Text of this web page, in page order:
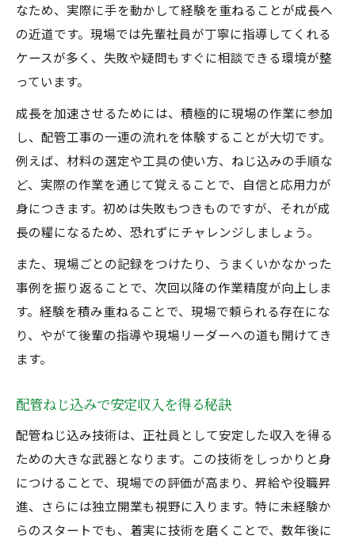
なため、実際に手を動かして経験を重ねることが成長へ
の近道です。現場では先輩社員が丁寧に指導してくれる
ケースが多く、失敗や疑問もすぐに相談できる環境が整
っています。
成長を加速させるためには、積極的に現場の作業に参加
し、配管工事の一連の流れを体験することが大切です。
例えば、材料の選定や工具の使い方、ねじ込みの手順な
ど、実際の作業を通じて覚えることで、自信と応用力が
身につきます。初めは失敗もつきものですが、それが成
長の糧になるため、恐れずにチャレンジしましょう。
また、現場ごとの記録をつけたり、うまくいかなかった
事例を振り返ることで、次回以降の作業精度が向上しま
す。経験を積み重ねることで、現場で頼られる存在にな
り、やがて後輩の指導や現場リーダーへの道も開けてき
ます。
配管ねじ込みで安定収入を得る秘訣
配管ねじ込み技術は、正社員として安定した収入を得る
ための大きな武器となります。この技術をしっかりと身
につけることで、現場での評価が高まり、昇給や役職昇
進、さらには独立開業も視野に入ります。特に未経験か
らのスタートでも、着実に技術を磨くことで、数年後に